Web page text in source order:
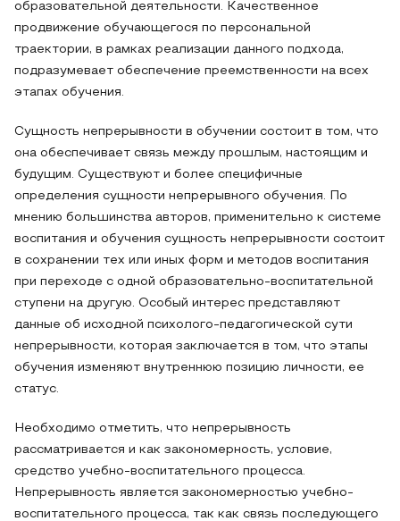
образовательной деятельности. Качественное
продвижение обучающегося по персональной
траектории, в рамках реализации данного подхода,
подразумевает обеспечение преемственности на всех
этапах обучения.
Сущность непрерывности в обучении состоит в том, что
она обеспечивает связь между прошлым, настоящим и
будущим. Существуют и более специфичные
определения сущности непрерывного обучения. По
мнению большинства авторов, применительно к системе
воспитания и обучения сущность непрерывности состоит
в сохранении тех или иных форм и методов воспитания
при переходе с одной образовательно-воспитательной
ступени на другую. Особый интерес представляют
данные об исходной психолого-педагогической сути
непрерывности, которая заключается в том, что этапы
обучения изменяют внутреннюю позицию личности, ее
статус.
Необходимо отметить, что непрерывность
рассматривается и как закономерность, условие,
средство учебно-воспитательного процесса.
Непрерывность является закономерностью учебно-
воспитательного процесса, так как связь последующего